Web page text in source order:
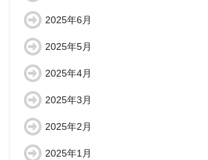
2025年6月
2025年5月
2025年4月
2025年3月
2025年2月
2025年1月